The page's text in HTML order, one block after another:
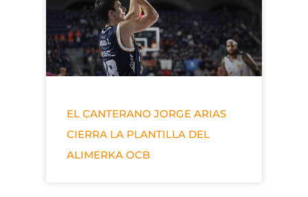
EL CANTERANO JORGE ARIAS
CIERRA LA PLANTILLA DEL
ALIMERKA OCB